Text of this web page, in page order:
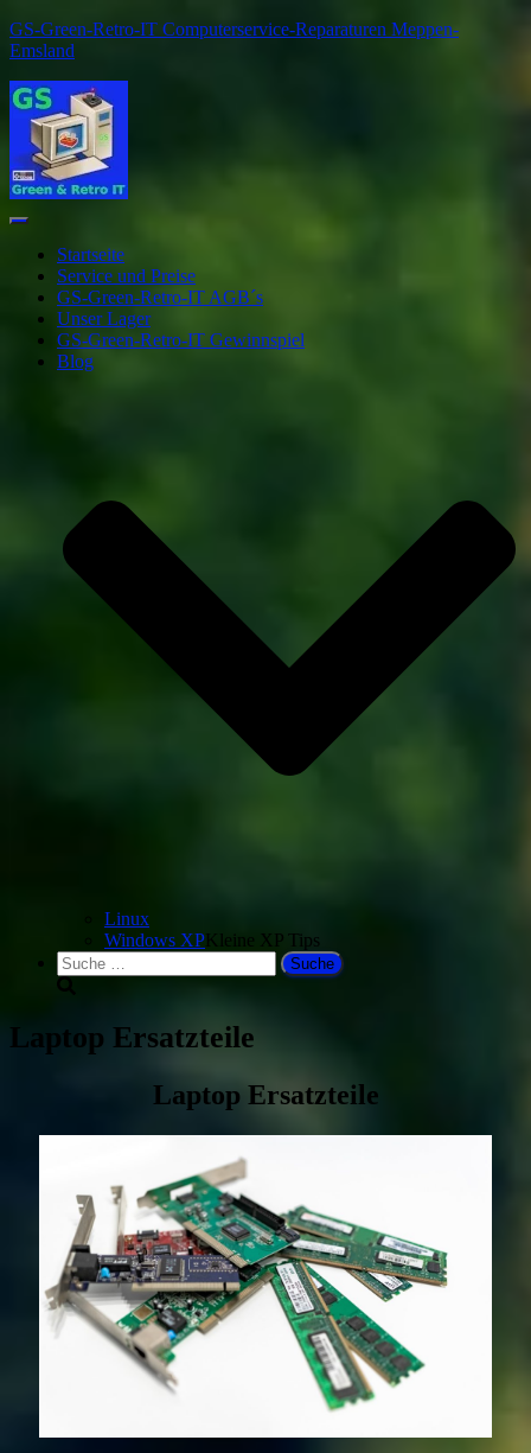
GS-Green-Retro-IT Computerservice-Reparaturen Meppen-
Emsland
Navigation
umschaltenStartseite
Service und Preise
GS-Green-Retro-IT AGB´s
Unser Lager
GS-Green-Retro-IT Gewinnspiel
Blog
Linux
Windows XPKleine XP Tips
Suche
nach:
Laptop Ersatzteile
Laptop Ersatzteile